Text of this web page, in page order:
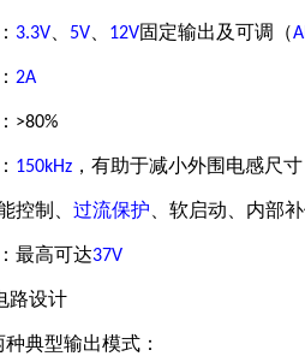
3.3V 5V 12V固定输出及可调（
2A
>80%
150kHz ，有助于减小外围电感尺寸
控制、 过流保护 、软启动、内部
最高可达37V
路设计
典型输出模式：